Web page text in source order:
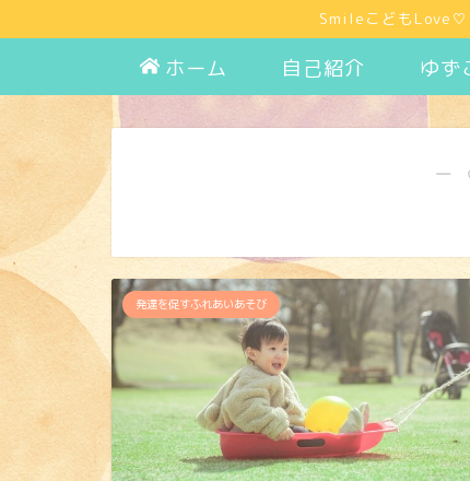
SmileこどもLove♡
ホーム 自己紹介 ゆず
―
発達を促すふれあいあそび